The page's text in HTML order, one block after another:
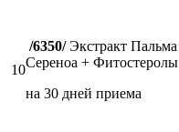
10
/6350/Экстракт Пальма
Сереноа + Фитостеролы
на 30 дней приема